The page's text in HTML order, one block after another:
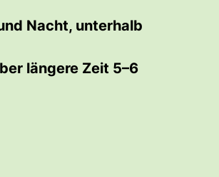
Nacht, unterhalb
längere Zeit 5–6